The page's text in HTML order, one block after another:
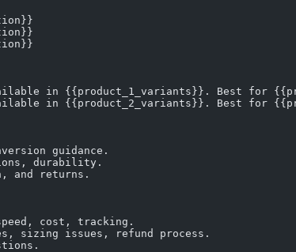
in {{product_1_variants}}. Best for
in {{product_2_variants}}. Best for
guidance.
durability.
and returns.
cost, tracking.
sizing issues, refund process.